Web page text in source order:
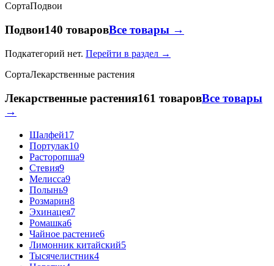
СортаПодвои
Подвои140 товаровВсе товары →
Подкатегорий нет. Перейти в раздел →
СортаЛекарственные растения
Лекарственные растения161 товаровВсе товары
→
Шалфей17
Портулак10
Расторопша9
Стевия9
Мелисса9
Полынь9
Розмарин8
Эхинацея7
Ромашка6
Чайное растение6
Лимонник китайский5
Тысячелистник4